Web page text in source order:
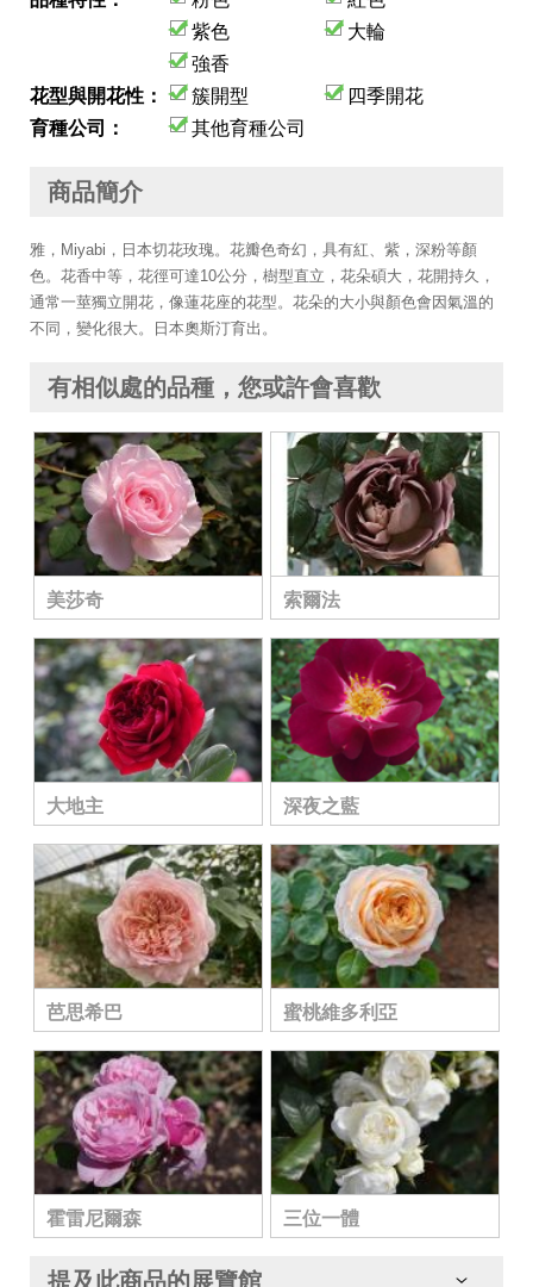
紫色
大輪
強香
花型與開花性：
簇開型
四季開花
育種公司：
其他育種公司
商品簡介
雅，Miyabi，日本切花玫瑰。花瓣色奇幻，具有紅、紫，深粉等顏
色。花香中等，花徑可達10公分，樹型直立，花朵碩大，花開持久，
通常一莖獨立開花，像蓮花座的花型。花朵的大小與顏色會因氣溫的
不同，變化很大。日本奧斯汀育出。
有相似處的品種，您或許會喜歡
美莎奇 索爾法
大地主 深夜之藍
芭思希巴 蜜桃維多利亞
霍雷尼爾森 三位一體
提及此商品的展覽館